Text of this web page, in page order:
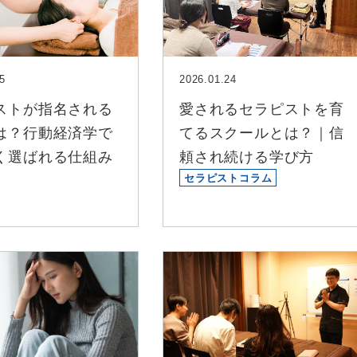
トが指名される
？行動経済学で
選ばれる仕組み
2026.01.24
愛されるセラピストを育
てるスクールとは？｜信
頼され続ける学び方
セラピストコラム